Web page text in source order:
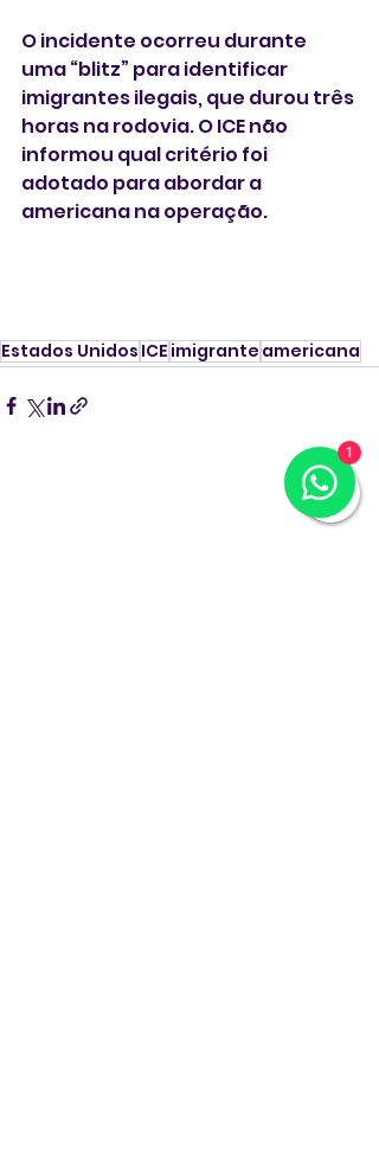
1
O incidente ocorreu durante
uma “blitz” para identificar
imigrantes ilegais, que durou três
horas na rodovia. O ICE não
informou qual critério foi
adotado para abordar a
americana na operação.
Estados Unidos ICE imigrante americana